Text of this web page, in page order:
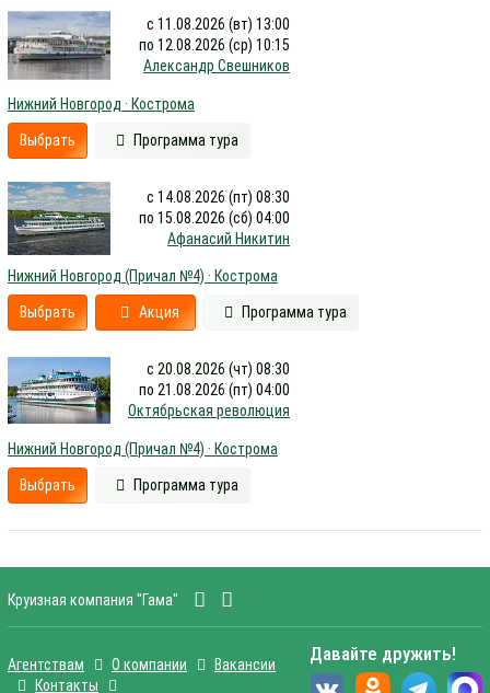
с 11.08.2026 (вт) 13:00
по 12.08.2026 (ср) 10:15
Александр Свешников
Нижний Новгород · Кострома
Выбрать Программа тура
с 14.08.2026 (пт) 08:30
по 15.08.2026 (сб) 04:00
Афанасий Никитин
Нижний Новгород (Причал №4) · Кострома
Выбрать Акция Программа тура
с 20.08.2026 (чт) 08:30
по 21.08.2026 (пт) 04:00
Октябрьская революция
Нижний Новгород (Причал №4) · Кострома
Выбрать Программа тура
Круизная компания "Гама"
Агентствам О компании
Вакансии
Контакты
Давайте дружить!